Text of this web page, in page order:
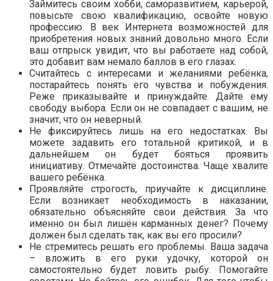
Займитесь своим хобби, саморазвитием, карьерой,
повысьте свою квалификацию, освойте новую
профессию. В век Интернета возможностей для
приобретения новых знаний довольно много. Если
ваш отпрыск увидит, что вы работаете над собой,
это добавит вам немало баллов в его глазах.
Считайтесь с интересами и желаниями ребёнка,
постарайтесь понять его чувства и побуждения.
Реже приказывайте и принуждайте. Дайте ему
свободу выбора. Если он не совпадает с вашим, не
значит, что он неверный.
Не фиксируйтесь лишь на его недостатках. Вы
можете задавить его тотальной критикой, и в
дальнейшем он будет бояться проявить
инициативу. Отмечайте достоинства. Чаще хвалите
вашего ребёнка.
Проявляйте строгость, приучайте к дисциплине.
Если возникает необходимость в наказании,
обязательно объясняйте свои действия. За что
именно он был лишён карманных денег? Почему
должен был сделать так, как вы его просили?
Не стремитесь решать его проблемы. Ваша задача
– вложить в его руки удочку, которой он
самостоятельно будет ловить рыбу. Помогайте